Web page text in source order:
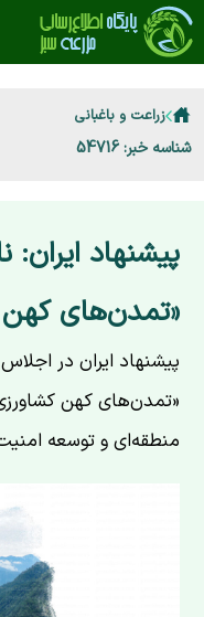
زراعت و باغبانی
شناسه خبر: 54716
پیشنهاد ایران:
«تمدن‌های کهن
پیشنهاد ایران در
«تمدن‌های کهن
منطقه‌ای و توسعه